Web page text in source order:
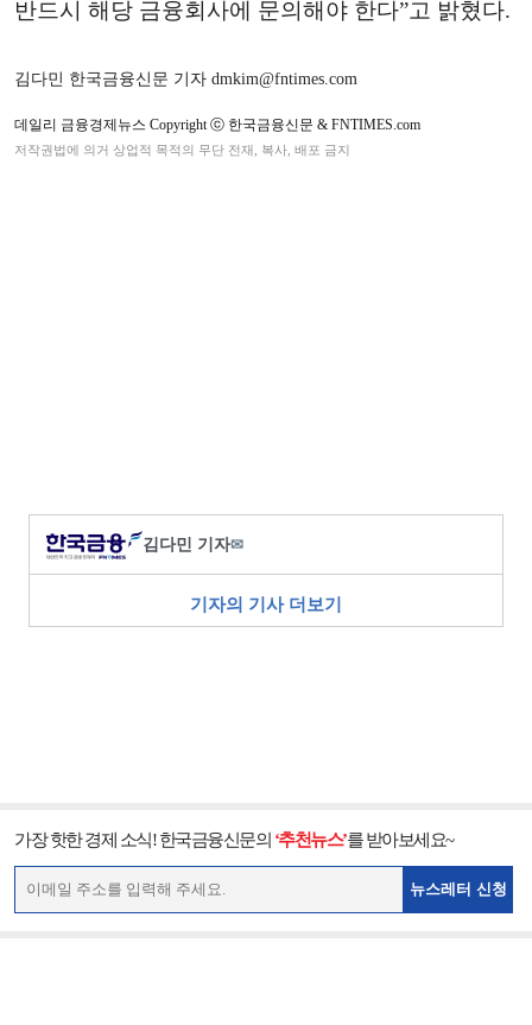
반드시 해당 금융회사에 문의해야 한다”고 밝혔다.
김다민 한국금융신문 기자 dmkim@fntimes.com
데일리 금융경제뉴스 Copyright ⓒ 한국금융신문 & FNTIMES.com
저작권법에 의거 상업적 목적의 무단 전재, 복사, 배포 금지
김다민 기자✉
기자의 기사 더보기
가장 핫한 경제 소식! 한국금융신문의 ‘추천뉴스’를 받아보세요~
뉴스레터 신청